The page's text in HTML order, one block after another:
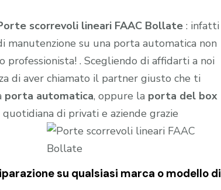
scorrevoli lineari FAAC Bollate : infatti
manutenzione su una porta automatica non
. Scegliendo di affidarti a noi
di aver chiamato il partner giusto che ti
porta automatica, oppure la porta del box
di privati e aziende grazie
su qualsiasi marca o modello di